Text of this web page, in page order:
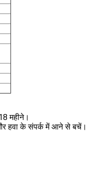
महीने।
हवा के संपर्क में आने से बचें।